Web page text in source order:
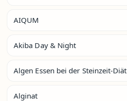
AIQUM
Akiba Day & Night
Algen Essen bei der Steinzeit-Diät
Alginat